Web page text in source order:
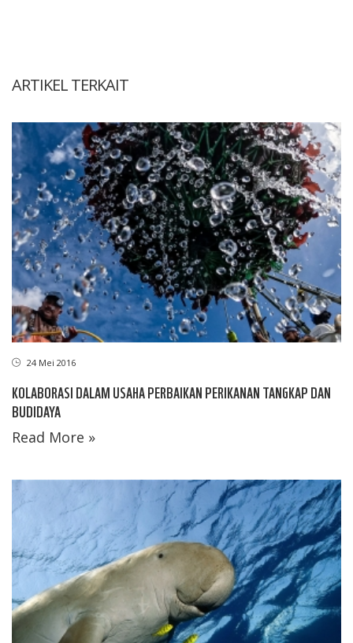
ARTIKEL TERKAIT
24 Mei 2016
KOLABORASI DALAM USAHA PERBAIKAN PERIKANAN TANGKAP DAN
BUDIDAYA
Read More »